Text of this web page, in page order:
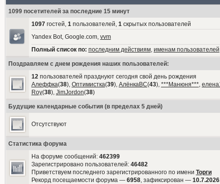
1099 посетителей за последние 15 минут
1097гостей, 1пользователей, 1скрытых пользователей
Yandex Bot, Google.com, vvm
Полный список по: последним действиям, именам пользователей
Поздравляем с днем рождения наших пользователей:
12пользователей празднуют сегодня свой день рождения
Алеффка(38), Оптимистка(39), АлёнкаВС(43), ***Манюня***,
Roy(38), JimJordon(38)
Будущие календарные события (в пределах 5 дней)
Отсутствуют
Статистика форума
На форуме сообщений: 462399
Зарегистрировано пользователей: 46482
Приветствуем последнего зарегистрированного по имени Торги
Рекорд посещаемости форума — 6958, зафиксирован —